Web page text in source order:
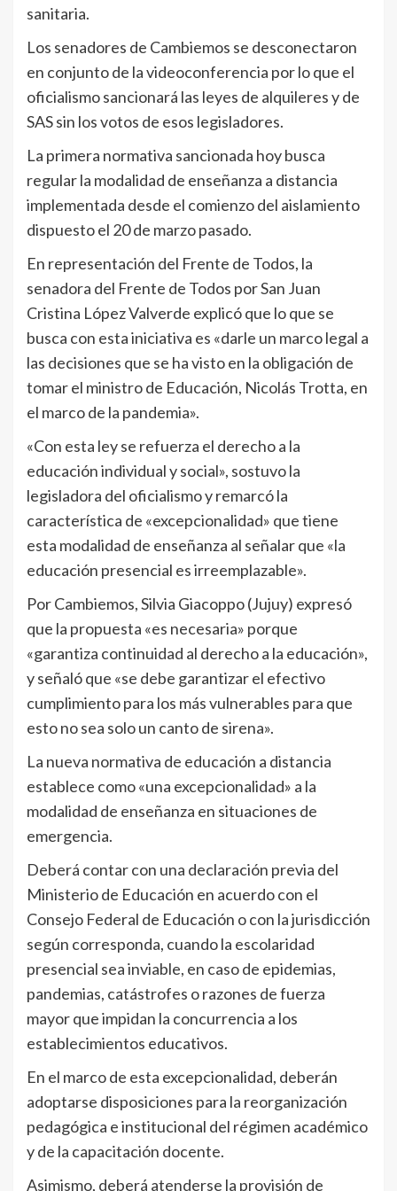
sanitaria.
Los senadores de Cambiemos se desconectaron
en conjunto de la videoconferencia por lo que el
oficialismo sancionará las leyes de alquileres y de
SAS sin los votos de esos legisladores.
La primera normativa sancionada hoy busca
regular la modalidad de enseñanza a distancia
implementada desde el comienzo del aislamiento
dispuesto el 20 de marzo pasado.
En representación del Frente de Todos, la
senadora del Frente de Todos por San Juan
Cristina López Valverde explicó que lo que se
busca con esta iniciativa es «darle un marco legal a
las decisiones que se ha visto en la obligación de
tomar el ministro de Educación, Nicolás Trotta, en
el marco de la pandemia».
«Con esta ley se refuerza el derecho a la
educación individual y social», sostuvo la
legisladora del oficialismo y remarcó la
característica de «excepcionalidad» que tiene
esta modalidad de enseñanza al señalar que «la
educación presencial es irreemplazable».
Por Cambiemos, Silvia Giacoppo (Jujuy) expresó
que la propuesta «es necesaria» porque
«garantiza continuidad al derecho a la educación»,
y señaló que «se debe garantizar el efectivo
cumplimiento para los más vulnerables para que
esto no sea solo un canto de sirena».
La nueva normativa de educación a distancia
establece como «una excepcionalidad» a la
modalidad de enseñanza en situaciones de
emergencia.
Deberá contar con una declaración previa del
Ministerio de Educación en acuerdo con el
Consejo Federal de Educación o con la jurisdicción
según corresponda, cuando la escolaridad
presencial sea inviable, en caso de epidemias,
pandemias, catástrofes o razones de fuerza
mayor que impidan la concurrencia a los
establecimientos educativos.
En el marco de esta excepcionalidad, deberán
adoptarse disposiciones para la reorganización
pedagógica e institucional del régimen académico
y de la capacitación docente.
Asimismo, deberá atenderse la provisión de